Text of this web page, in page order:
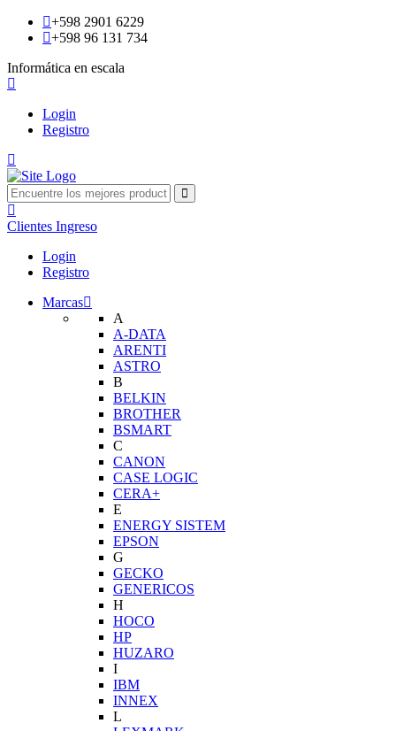
+598 2901 6229
+598 96 131 734
Informática en escala
Login
Registro
Clientes Ingreso
Login
Registro
Marcas
A
A-DATA
ARENTI
ASTRO
B
BELKIN
BROTHER
BSMART
C
CANON
CASE LOGIC
CERA+
E
ENERGY SISTEM
EPSON
G
GECKO
GENERICOS
H
HOCO
HP
HUZARO
I
IBM
INNEX
L